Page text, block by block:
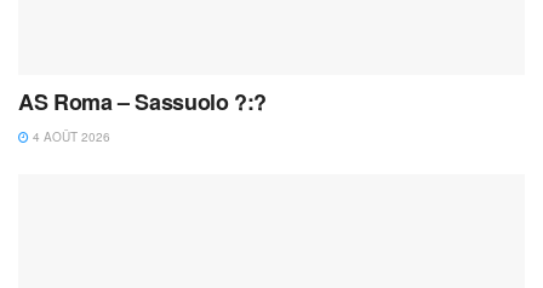
AS Roma – Sassuolo ?:?
4 AOÛT 2026